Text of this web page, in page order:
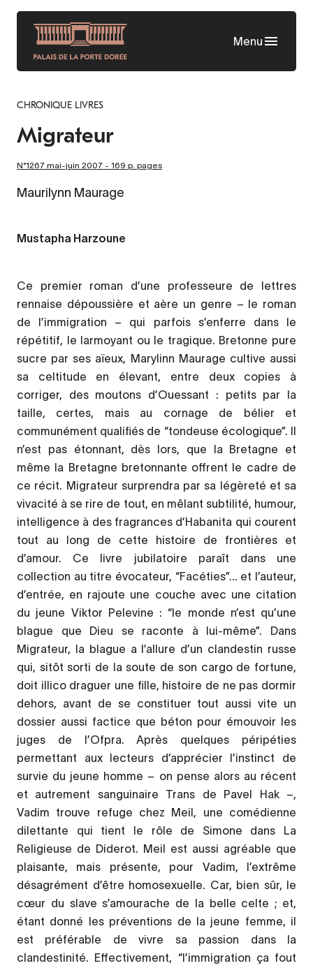
Skip
content
Menu
CHRONIQUE LIVRES
Migrateur
N°1267 mai-juin 2007 - 169 p. pages
Maurilynn Maurage
Mustapha Harzoune
Ce premier roman d’une professeure de lettres
rennaise dépoussière et aère un genre – le roman
de l’immigration – qui parfois s’enferre dans le
répétitif, le larmoyant ou le tragique. Bretonne pure
sucre par ses aïeux, Marylinn Maurage cultive aussi
sa celtitude en élevant, entre deux copies à
corriger, des moutons d’Ouessant : petits par la
taille, certes, mais au cornage de bélier et
communément qualifiés de “tondeuse écologique”. Il
n’est pas étonnant, dès lors, que la Bretagne et
même la Bretagne bretonnante offrent le cadre de
ce récit. Migrateur surprendra par sa légèreté et sa
vivacité à se rire de tout, en mêlant subtilité, humour,
intelligence à des fragrances d’Habanita qui courent
tout au long de cette histoire de frontières et
d’amour. Ce livre jubilatoire paraît dans une
collection au titre évocateur, “Facéties”... et l’auteur,
d’entrée, en rajoute une couche avec une citation
du jeune Viktor Pelevine : “le monde n’est qu’une
blague que Dieu se raconte à lui-même”. Dans
Migrateur, la blague a l’allure d’un clandestin russe
qui, sitôt sorti de la soute de son cargo de fortune,
doit illico draguer une fille, histoire de ne pas dormir
dehors, avant de se constituer tout aussi vite un
dossier aussi factice que béton pour émouvoir les
juges de l’Ofpra. Après quelques péripéties
permettant aux lecteurs d’apprécier l’instinct de
survie du jeune homme – on pense alors au récent
et autrement sanguinaire Trans de Pavel Hak –,
Vadim trouve refuge chez Meil, une comédienne
dilettante qui tient le rôle de Simone dans La
Religieuse de Diderot. Meil est aussi agréable que
plaisante, mais présente, pour Vadim, l’extrême
désagrément d’être homosexuelle. Car, bien sûr, le
cœur du slave s’amourache de la belle celte ; et,
étant donné les préventions de la jeune femme, il
est préférable de vivre sa passion dans la
clandestinité. Effectivement, “l’immigration ça fout